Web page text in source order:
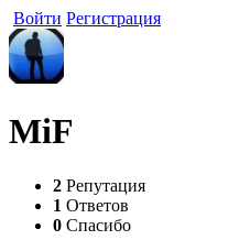
Войти Регистрация
MiF
2 Репутация
1 Ответов
0 Спасибо